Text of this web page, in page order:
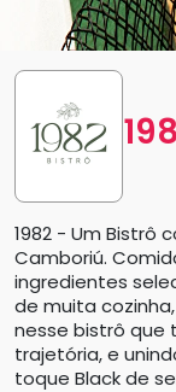
1982 - Um Bistrô
Camboriú.
ingredientes
de muita
nesse bistrô que
trajetória, e
toque Black de